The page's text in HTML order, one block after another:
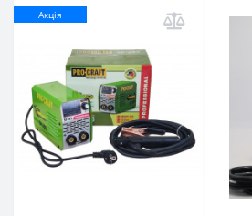
Акція